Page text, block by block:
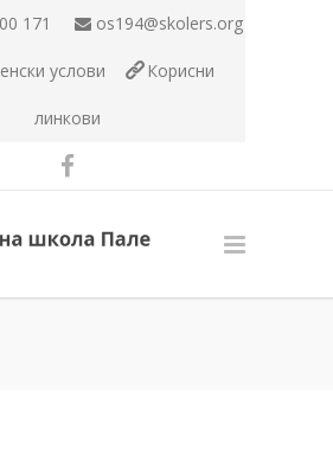
171 os194@skolers.org
услови Корисни
линкови